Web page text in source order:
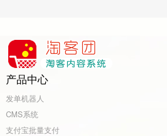
产品中心
发单机器人
CMS系统
支付宝批量支付